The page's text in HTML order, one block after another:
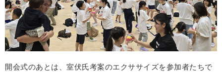
開会式のあとは、室伏氏考案のエクササイズを参加者たちで